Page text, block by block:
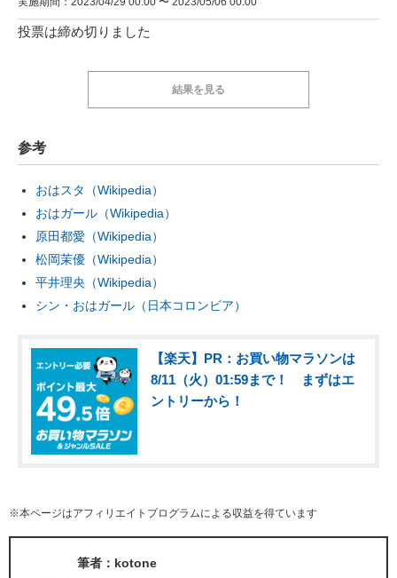
投票は締め切りました
結果を見る
参考
おはスタ（Wikipedia）
おはガール（Wikipedia）
原田都愛（Wikipedia）
松岡茉優（Wikipedia）
平井理央（Wikipedia）
シン・おはガール（日本コロンビア）
【楽天】PR：お買い物マラソンは
8/11（火）01:59まで！ まずはエ
ントリーから！
※本ページはアフィリエイトプログラムによる収益を得ています
筆者：kotone